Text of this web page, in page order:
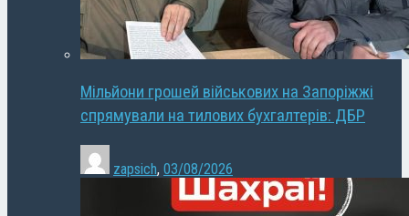
Мільйони грошей військових на Запоріжжі
спрямували на тилових бухгалтерів: ДБР
zapsich, 03/08/2026